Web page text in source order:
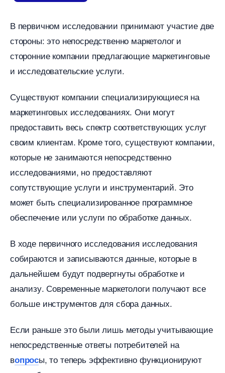
первичном исследовании принимают участие две
стороны: это непосредственно маркетолог и
сторонние компании предлагающие маркетинговые
и исследовательские услуги.
Существуют компании специализирующиеся на
маркетинговых исследованиях. Они могут
предоставить весь спектр соответствующих услу
своим клиентам. Кроме того, существуют компании,
которые не занимаются непосредственно
исследованиями, но предоставляют
сопутствующие услуги и инструментарий. Это
может быть специализированное программное
обеспечение или услуги по обработке данных.
ходе первичного исследования исследования
собираются и записываются данные, которые
дальнейшем будут подвергнуты обработке и
анализу. Современные маркетологи получают все
ольше инструментов для сбора данных.
Если раньше это были лишь методы учитывающие
непосредственные ответы потребителей на
опросы, то теперь эффективно функционируют